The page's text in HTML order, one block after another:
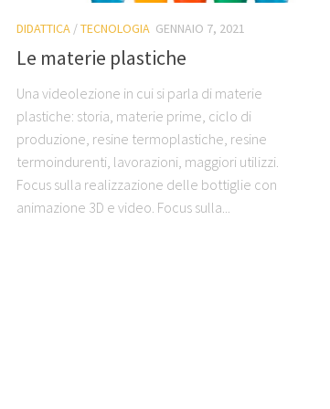
DIDATTICA /TECNOLOGIA GENNAIO 7, 2021
Le materie plastiche
Una videolezione in cui si parla di materie
plastiche: storia, materie prime, ciclo di
produzione, resine termoplastiche, resine
termoindurenti, lavorazioni, maggiori utilizzi.
Focus sulla realizzazione delle bottiglie con
animazione 3D e video. Focus sulla...